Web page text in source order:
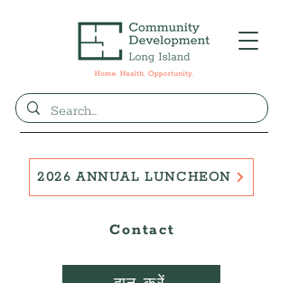
Contact
2026 ANNUAL LUNCHEON